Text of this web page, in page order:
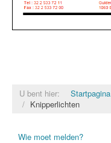
U bent hier: Startpagina
Knipperlichten
Wie moet melden?